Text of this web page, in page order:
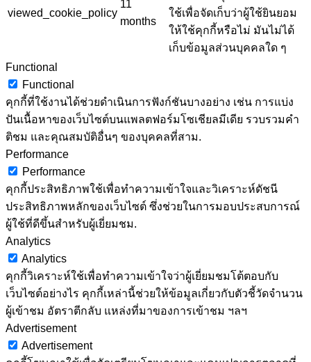
viewed_cookie_policy
11
months
ใช้เพื่อจัดเก็บว่าผู้ใช้ยินยอม
ให้ใช้คุกกี้หรือไม่ มันไม่ได้
เก็บข้อมูลส่วนบุคคลใด ๆ
Functional
Functional
คุกกี้ที่ใช้งานได้ช่วยดำเนินการฟังก์ชันบางอย่าง เช่น การแบ่ง
ปันเนื้อหาของเว็บไซต์บนแพลตฟอร์มโซเชียลมีเดีย รวบรวมคำ
ติชม และคุณสมบัติอื่นๆ ของบุคคลที่สาม.
Performance
Performance
คุกกี้ประสิทธิภาพใช้เพื่อทำความเข้าใจและวิเคราะห์ดัชนี
ประสิทธิภาพหลักของเว็บไซต์ ซึ่งช่วยในการมอบประสบการณ์
ผู้ใช้ที่ดีขึ้นสำหรับผู้เยี่ยมชม.
Analytics
Analytics
คุกกี้วิเคราะห์ใช้เพื่อทำความเข้าใจว่าผู้เยี่ยมชมโต้ตอบกับ
เว็บไซต์อย่างไร คุกกี้เหล่านี้ช่วยให้ข้อมูลเกี่ยวกับตัวชี้วัดจำนวน
ผู้เข้าชม อัตราตีกลับ แหล่งที่มาของการเข้าชม ฯลฯ
Advertisement
Advertisement